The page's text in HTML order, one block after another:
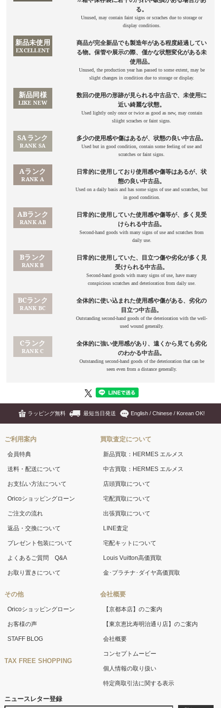
ラッピング無料 最短当日発送 English / Chinese / Korean OK!
ご利用案内
会員特典
送料・配送について
お支払い方法について
Oricoショッピングローン
ご注文の流れ
返品・交換について
プレゼント包装について
よくあるご質問 Q&A
お取り置きについて
その他
Oricoショッピングローン
お客様の声
STAFF BLOG
TAX FREE SHOPPING
買取査定について
新品買取：HERMES エルメス
中古買取：HERMES エルメス
店頭買取について
宅配買取について
出張買取について
LINE査定
宅配キットについて
Louis Vuitton高価買取
金･プラチナ･ダイヤ高価買取
会社概要
【京都本店】のご案内
【東京恵比寿明治通り店】のご案内
会社概要
コンセプトムービー
個人情報の取り扱い
特定商取引法に関する表示
ニュースレター登録